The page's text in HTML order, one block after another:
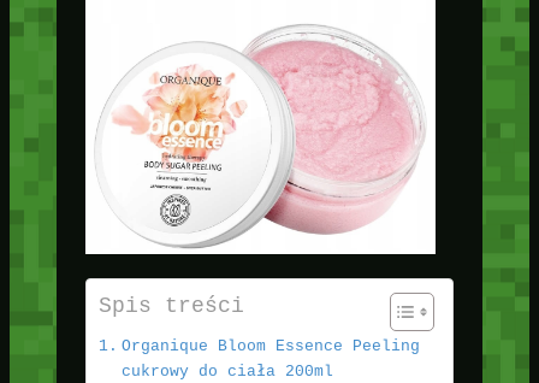
Spis treści
Organique Bloom Essence Peeling
cukrowy do ciała 200ml